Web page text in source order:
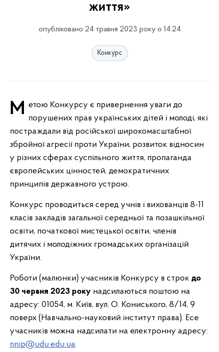
життя»
опубліковано 24 травня 2023 року о 14:24
Конкурс
Метою Конкурсу є привернення уваги до порушених прав українських дітей і молоді, які
постраждали від російської широкомасштабної
збройної агресії проти України, розвиток відносин
у різних сферах суспільного життя, пропаганда
європейських цінностей, демократичних
принципів державного устрою.
Конкурс проводиться серед учнів і вихованців 8-11
класів закладів загальної середньої та позашкільної
освіти, початкової мистецької освіти, членів
дитячих і молодіжних громадських організацій
України.
Роботи (малюнки) учасників Конкурсу в строк до
30 червня 2023 року надсилаються поштою на
адресу: 01054, м. Київ, вул. О. Кониського, 8/14, 9
поверх (Навчально-науковий інститут права). Есе
учасників можна надсилати на електронну адресу:
nnip@udu.edu.ua.